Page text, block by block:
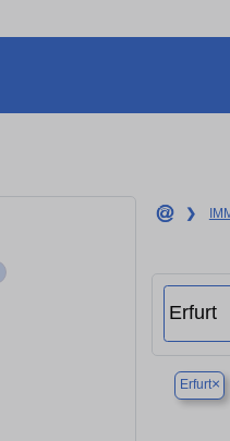
❯
Erfurt×